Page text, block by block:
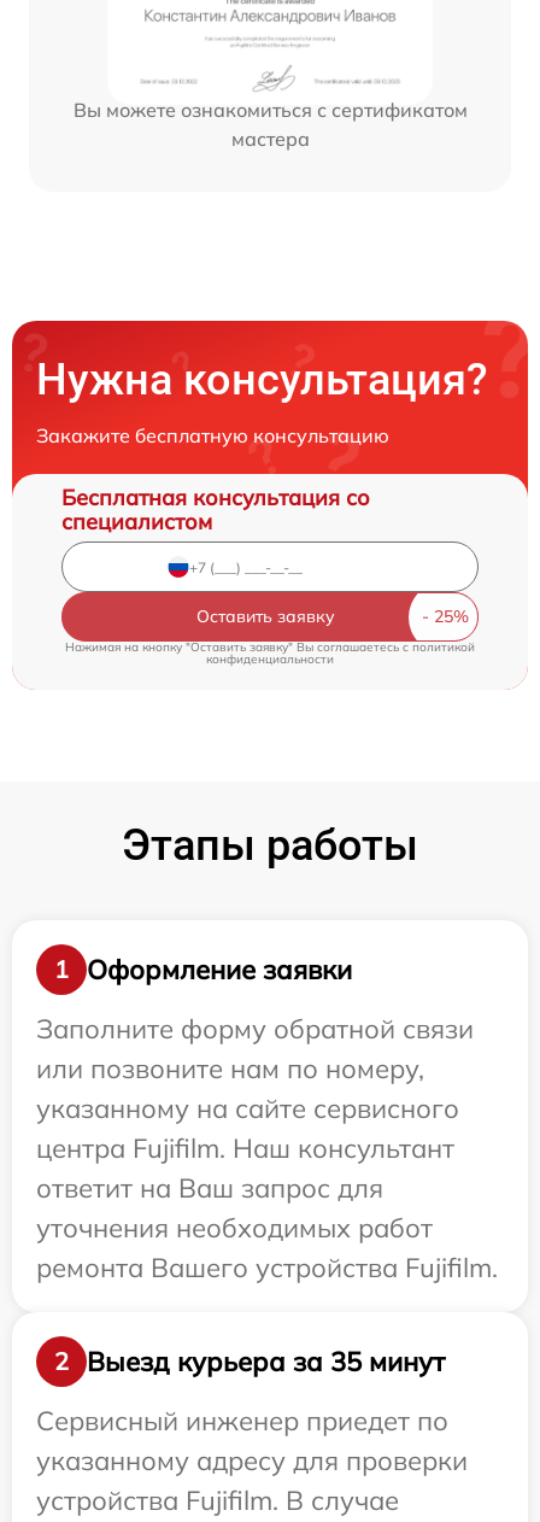
Вы можете ознакомиться с сертификатом
мастера
Нужна консультация?
Закажите бесплатную консультацию
Бесплатная консультация со
специалистом
Оставить заявку
Нажимая на кнопку "Оставить заявку" Вы соглашаетесь c политикой
конфиденциальности
Этапы работы
1
Оформление заявки
Заполните форму обратной связи
или позвоните нам по номеру,
указанному на сайте сервисного
центра Fujifilm. Наш консультант
ответит на Ваш запрос для
уточнения необходимых работ
ремонта Вашего устройства Fujifilm.
2
Выезд курьера за 35 минут
Сервисный инженер приедет по
указанному адресу для проверки
устройства Fujifilm. В случае